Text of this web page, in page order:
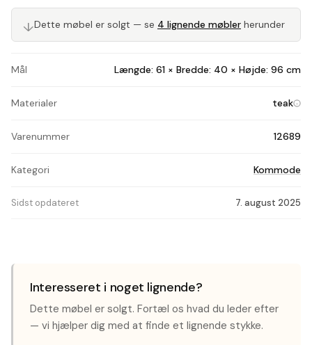
Mål Længde: 61 × Bredde: 40 × Højde: 96 cm
Materialer teak
Varenummer 12689
Kategori Kommode
Sidst opdateret 7. august 2025
↓Dette møbel er solgt — se 4 lignende møbler herunder
Interesseret i noget lignende?
Dette møbel er solgt. Fortæl os hvad du leder efter
— vi hjælper dig med at finde et lignende stykke.